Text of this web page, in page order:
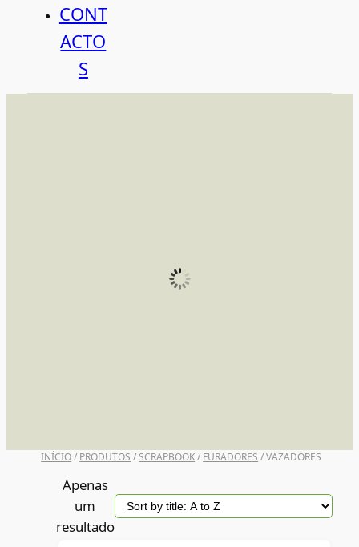
CONT
ACTO
S
INÍCIO/ PRODUTOS /SCRAPBOOK/ FURADORES / VAZADORES
Apenas
um
resultado